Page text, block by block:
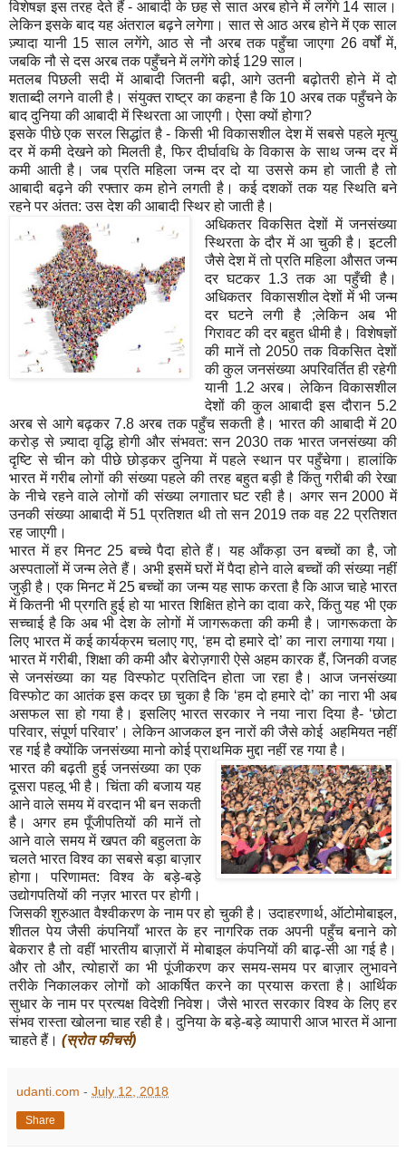
विशेषज्ञ इस तरह देते हैं-आबादी के छह से सात अरब होने में लगेंगे14साल।
लेकिन इसके बाद यह अंतराल बढ़ने लगेगा। सात से आठ अरब होने में एक साल
ज़्यादा यानी 15साल लगेंगे,आठ से नौ अरब तक पहुँचा जाएगा 26वर्षों में,
जबकि नौ से दस अरब तक पहुँचने में लगेंगे कोई129साल।
मतलब पिछली सदी में आबादी जितनी बढ़ी, आगे उतनी बढ़ोतरी होने में दो
शताब्दी लगने वाली है। संयुक्त राष्ट्र का कहना है कि10 अरब तक पहुँचने के
बाद दुनिया की आबादी में स्थिरता आ जाएगी। ऐसा क्यों होगा?
इसके पीछे एक सरल सिद्धांत है-किसी भी विकासशील देश में सबसे पहले मृत्यु
दर में कमी देखने को मिलती है,फिर दीर्घावधि के विकास के साथ जन्म दर में
कमी आती है। जब प्रति महिला जन्म दर दो या उससे कम हो जाती है तो
आबादी बढ़ने की रफ्तार कम होने लगती है। कई दशकों तक यह स्थिति बने
रहने पर अंतत:उस देश की आबादी स्थिर हो जाती है।
अधिकतर विकसित देशों में जनसंख्या
स्थिरता के दौर में आ चुकी है। इटली
जैसे देश में तो प्रति महिला औसत जन्म
दर घटकर1.3तक आ पहुँची है।
अधिकतर विकासशील देशों में भी जन्म
दर
घटने लगी है ;लेकिन अब
भी
गिरावट की दर बहुत धीमी है। विशेषज्ञों
की मानें तो2050तक विकसित देशों
की कुल जनसंख्या अपरिवर्तित ही रहेगी
यानी1.2अरब। लेकिन विकासशील
देशों की कुल आबादी इस दौरान5.2
अरब से आगे बढ़कर7.8अरब तक पहुँच सकती है। भारत की आबादी में20
करोड़ से ज़्यादा वृद्धि होगी और संभवत:सन2030तक भारत जनसंख्या की
दृष्टि से चीन को पीछे छोड़कर दुनिया में पहले स्थान पर पहुँचेगा।
हालांकि
भारत में गरीब लोगों की संख्या पहले की तरह बहुत बड़ी है किंतु गरीबी की रेखा
के नीचे रहने वाले लोगों की संख्या लगातार घट रही है। अगर सन2000में
उनकी संख्या आबादी में51प्रतिशत थी तो सन2019तक वह 22प्रतिशत
रह जाएगी।
भारत में हर मिनट25बच्चे पैदा होते हैं। यह आँकड़ा उन बच्चों का है,जो
अस्पतालों में जन्म लेते हैं। अभी इसमें घरों में पैदा होने वाले बच्चों की संख्या नहीं
जुड़ी है। एक मिनट में25बच्चों का जन्म यह साफ करता है कि आज चाहे भारत
में कितनी भी प्रगति हुई हो या भारत शिक्षित होने का दावा करे,किंतु यह भी एक
सच्चाई है कि अब भी देश के लोगों में जागरूकता की कमी है। जागरूकता के
लिए भारत में कई कार्यक्रम चलाए गए, ‘हम दो हमारे दो’का नारा लगाया गया।
भारत में गरीबी,शिक्षा की कमी और बेरोज़गारी ऐसे अहम कारक हैं,जिनकी वजह
से जनसंख्या का यह विस्फोट प्रतिदिन होता जा रहा है। आज जनसंख्या
विस्फोट का आतंक इस कदर छा चुका है कि ‘हम दो हमारे दो’का नारा भी अब
असफल सा हो गया है। इसलिए भारत सरकार ने नया नारा दिया है- ‘छोटा
परिवार,संपूर्ण परिवार’ । लेकिन आजकल इन नारों की जैसे कोई अहमियत नहीं
रह गई है क्योंकि जनसंख्या मानो कोई प्राथमिक मुद्दा नहीं रह गया है।
भारत की बढ़ती हुई जनसंख्या का एक
दूसरा पहलू भी है। चिंता की बजाय यह
आने वाले समय में वरदान भी बन सकती
है।
अगर हम पूँजीपतियों की मानें तो
आने वाले समय में खपत की बहुलता के
चलते भारत विश्व का सबसे बड़ा बाज़ार
होगा।
परिणामत:विश्व के बड़े-बड़े
उद्योगपतियों की नज़र भारत पर होगी।
जिसकी शुरुआत वैश्वीकरण के नाम पर हो चुकी है। उदाहरणार्थ,ऑटोमोबाइल,
शीतल पेय जैसी कंपनियाँ भारत के हर नागरिक तक अपनी पहुँच बनाने को
बेकरार है तो वहीं भारतीय बाज़ारों में मोबाइल कंपनियों की बाढ़-सी आ गई है।
और तो और,त्योहारों का भी पूंजीकरण कर समय-समय पर बाज़ार लुभावने
तरीके निकालकर लोगों को आकर्षित करने का प्रयास करता है।
आर्थिक
सुधार के नाम पर प्रत्यक्ष विदेशी निवेश। जैसे भारत सरकार विश्व के लिए हर
संभव रास्ता खोलना चाह रही है। दुनिया के बड़े-बड़े व्यापारी आज भारत में आना
चाहते हैं। (स्रोत फीचर्स)
udanti.com - July 12, 2018
Share